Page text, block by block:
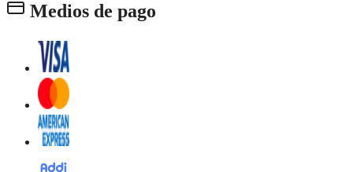
Medios de pago